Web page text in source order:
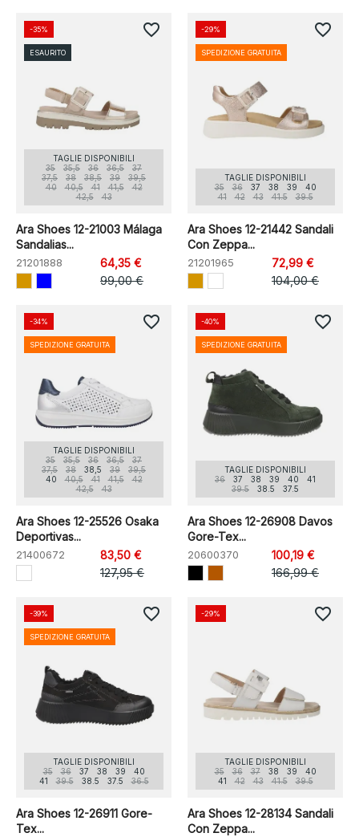
TAGLIE DISPONIBILI
35
35,5 36 36,5
37
37,5
38 38,5 39
39,5
40
40,5 41 41,5
42
42,5
43
Ara Shoes 12-21003 Málaga
Sandalias...
21201888
64,35 €
99,00 €
-35%
ESAURITO
favorite_border
TAGLIE DISPONIBILI
35
36 37 38 39
40
41
42 43 41.5 39.5
Ara Shoes 12-21442 Sandali
Con Zeppa...
21201965
72,99 €
104,00 €
-29%
SPEDIZIONE GRATUITA
favorite_border
TAGLIE DISPONIBILI
35
35,5 36 36,5
37
37,5
38 38,5 39
39,5
40
40,5 41 41,5
42
42,5
43
Ara Shoes 12-25526 Osaka
Deportivas...
21400672
83,50 €
127,95 €
-34%
SPEDIZIONE GRATUITA
favorite_border
TAGLIE DISPONIBILI
36
37 38 39 40
41
39.5
38.5 37.5
Ara Shoes 12-26908 Davos
Gore-Tex...
20600370
100,19 €
166,99 €
-40%
SPEDIZIONE GRATUITA
favorite_border
TAGLIE DISPONIBILI
35
36 37 38 39
40
41
39.5 38.5 37.5 36.5
Ara Shoes 12-26911 Gore-
Tex...
-39%
SPEDIZIONE GRATUITA
favorite_border
TAGLIE DISPONIBILI
35
36 37 38 39
40
41
42 43 41.5 39.5
Ara Shoes 12-28134 Sandali
Con Zeppa...
-29% favorite_border